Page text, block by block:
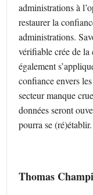
administrations à
restaurer la
administrations.
vérifiable crée de la
également
confiance envers
secteur manque
données seront
pourra se (ré)établir.
Thomas